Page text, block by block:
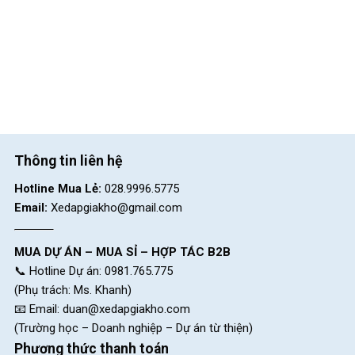
Giảm 10%
Xe Đạp Địa Hình Trẻ Em QT
Bike QT122 22 Inch
2.790.000₫
Thông tin liên hệ
Hotline Mua Lẻ: 028.9996.5775
Email: Xedapgiakho@gmail.com
MUA DỰ ÁN – MUA SỈ – HỢP TÁC B2B
📞 Hotline Dự án: 0981.765.775
(Phụ trách: Ms. Khanh)
📧 Email: duan@xedapgiakho.com
(Trường học – Doanh nghiệp – Dự án từ thiện)
Phương thức thanh toán